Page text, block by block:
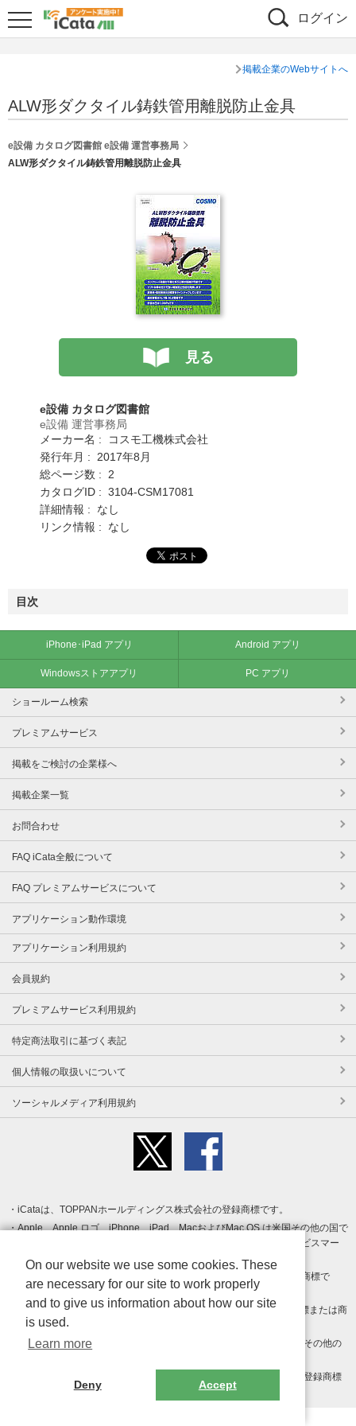
ログイン
掲載企業のWebサイトへ
ALW形ダクタイル鋳鉄管用離脱防止金具
e設備 カタログ図書館 e設備 運営事務局
ALW形ダクタイル鋳鉄管用離脱防止金具
見る
e設備 カタログ図書館
e設備 運営事務局
メーカー名 : コスモ工機株式会社
発行年月 : 2017年8月
総ページ数 : 2
カタログID : 3104-CSM17081
詳細情報 : なし
リンク情報 : なし
目次
iPhone･iPad アプリ Android アプリ
Windowsストアアプリ PC アプリ
ショールーム検索
プレミアムサービス
掲載をご検討の企業様へ
掲載企業一覧
お問合わせ
FAQ iCata全般について
FAQ プレミアムサービスについて
アプリケーション動作環境
アプリケーション利用規約
会員規約
プレミアムサービス利用規約
特定商法取引に基づく表記
個人情報の取扱いについて
ソーシャルメディア利用規約
iCataは、TOPPANホールディングス株式会社の登録商標です。
Apple、Apple ロゴ、iPhone、iPad、MacおよびMac OS は米国その他の国で
登録された Apple Inc. の商標です。App Store は Apple Inc. のサービスマー
クです。
Android、Google Play および Google Play ロゴ は Google LLC の商標で
す。
Windows は Microsoft Inc.の米国およびその他の国における登録商標または商
標です。
Adobe、Adobe Reader、Adobe PDF は、Adobe Inc.の米国およびその他の
その他、記載されている会社名、商品名、ロゴは各社の商標または登録商標
On our website we use some cookies. These
are necessary for our site to work properly
and to give us information about how our site
is used.
Learn more
Deny Accept